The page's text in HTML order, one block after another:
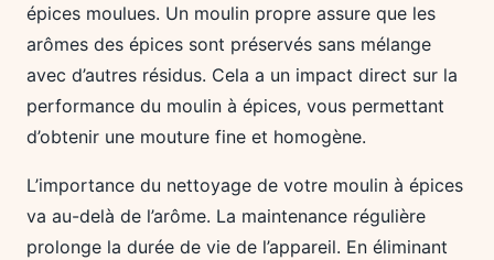
épices moulues. Un moulin propre assure que les
arômes des épices sont préservés sans mélange
avec d’autres résidus. Cela a un impact direct sur la
performance du moulin à épices, vous permettant
d’obtenir une mouture fine et homogène.
L’importance du nettoyage de votre moulin à épices
va au-delà de l’arôme. La maintenance régulière
prolonge la durée de vie de l’appareil. En éliminant